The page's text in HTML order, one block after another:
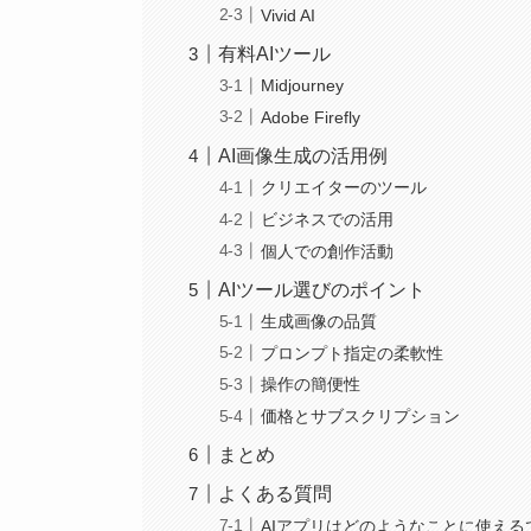
Vivid AI
有料AIツール
Midjourney
Adobe Firefly
AI画像生成の活用例
クリエイターのツール
ビジネスでの活用
個人での創作活動
AIツール選びのポイント
生成画像の品質
プロンプト指定の柔軟性
操作の簡便性
価格とサブスクリプション
まとめ
よくある質問
AIアプリはどのようなことに使える